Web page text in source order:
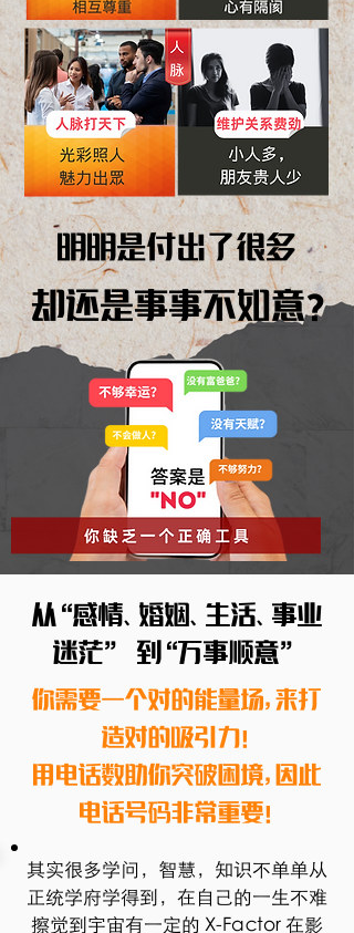
​明明是付出了很多
却还是事事不如意?
从“感情、婚姻、生活、事业
迷茫” 到“万事顺意”
你需要一个对的能量场，来打
造对的吸引力！
用电话数助你突破困境，因此
电话号码非常重要！
其实很多学问，智慧，知识​不单单从
正统学府学得到，​在自己的一生不难
擦觉到​宇宙有一定的 X-Factor 在影